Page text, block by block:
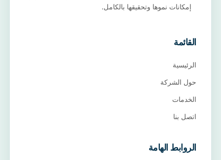
إمكانات نموها وتحقيقها بالكامل.
القائمة
الرئيسية
حول الشركة
الخدمات
اتصل بنا
الروابط الهامة